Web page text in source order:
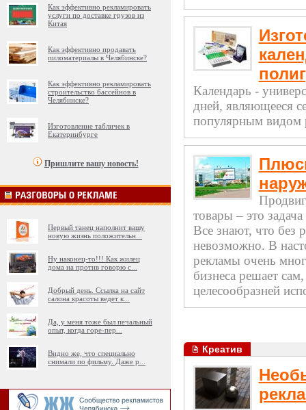
Как эффективно рекламировать
услуги по доставке грузов из
Китая
Как эффективно продавать
пиломатериалы в Челябинске?
Как эффективно рекламировать
строительство бассейнов в
Челябинске?
Изготовление табличек в
Екатеринбурге
Пришлите вашу новость!
Первый танец наполнит вашу
новую жизнь положительн
Ну наконец-то!!! Как жилец
дома на против говорю с
Добрый день. Ссылка на сайт
салона красоты ведет к
Да, у меня тоже был печальный
опыт, когда горе-пер
Видно же, что специально
снимали по фильму. Даже р
Календарь -
дней, являющееся
популярным видом
товары – это
Все знают, что без
невозможно. В
рекламы очень
бизнеса решает
целесообразней
Креатив